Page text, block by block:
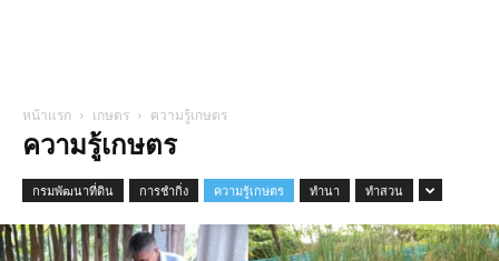
หน้าแรก เกษตร ความรู้เกษตร
ความรู้เกษตร
กรมพัฒนาที่ดิน การชำกิ่ง ความรู้เกษตร ทำนา ทำสวน